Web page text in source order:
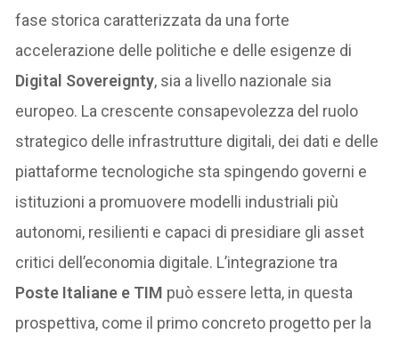
fase storica caratterizzata da una forte
accelerazione delle politiche e delle esigenze di
Digital Sovereignty, sia a livello nazionale sia
europeo. La crescente consapevolezza del ruolo
strategico delle infrastrutture digitali, dei dati e delle
piattaforme tecnologiche sta spingendo governi e
istituzioni a promuovere modelli industriali più
autonomi, resilienti e capaci di presidiare gli asset
critici dell’economia digitale. L’integrazione tra
Poste Italiane e TIM può essere letta, in questa
prospettiva, come il primo concreto progetto per la